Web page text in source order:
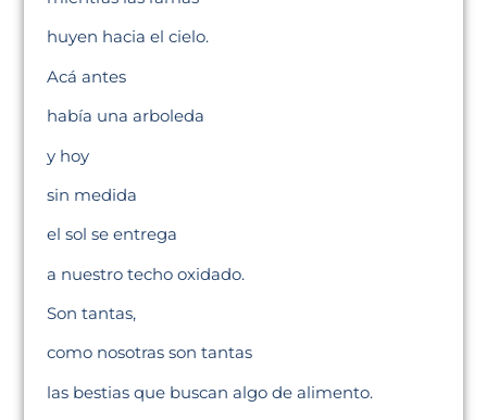
huyen hacia el cielo.
Acá antes
había una arboleda
y hoy
sin medida
el sol se entrega
a nuestro techo oxidado.
Son tantas,
como nosotras son tantas
las bestias que buscan algo de alimento.